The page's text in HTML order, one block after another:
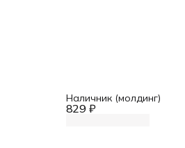
829 ₽
Наличник (молдинг)